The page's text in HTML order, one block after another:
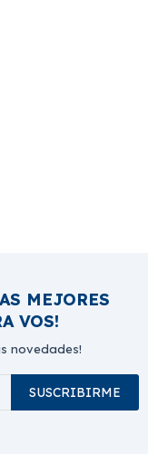
MEJORES
VOS!
novedades!
SUSCRIBIRME